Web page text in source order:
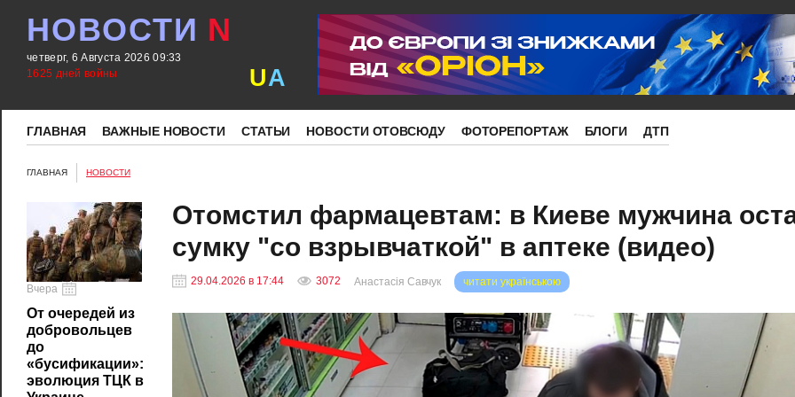
НОВОСТИ N
четверг, 6 Августа 2026 09:33
1625 дней войны
UA
ГЛАВНАЯ ВАЖНЫЕ НОВОСТИ СТАТЬИ НОВОСТИ ОТОВСЮДУ ФОТОРЕПОРТАЖ БЛОГИ ДТП
ГЛАВНАЯ НОВОСТИ
Вчера
От очередей из
добровольцев
до
«бусификации»:
эволюция ТЦК в
Отомстил фармацевтам: в Киеве мужчина
сумку "со взрывчаткой" в ​​аптеке (видео)
29.04.2026 в 17:44 3072 читати українською
Анастасія Савчук